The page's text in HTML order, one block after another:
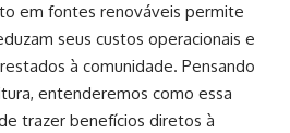
em fontes renováveis permite
seus custos operacionais e
à comunidade. Pensando
entenderemos como essa
trazer benefícios diretos à